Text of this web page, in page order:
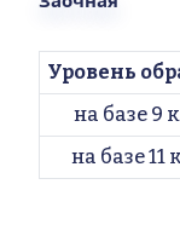
Уровень
на базе 9
на базе 11